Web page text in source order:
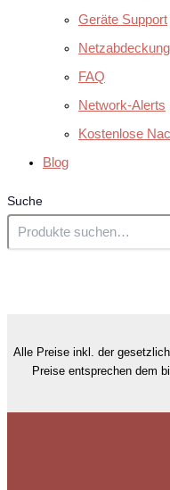
Geräte Support
FAQ
Network-Alerts
Kostenlose
Blog
Suche
Alle Preise inkl. der
Preise entsprechen dem